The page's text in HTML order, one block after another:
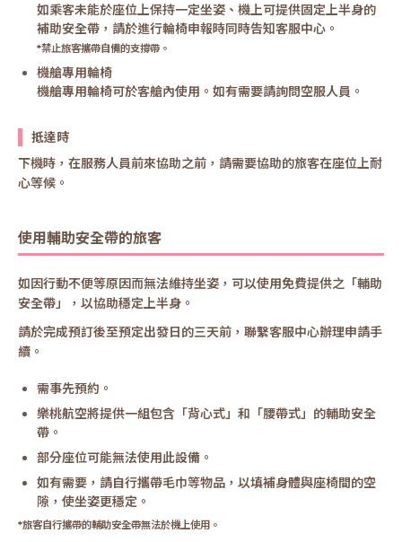
如乘客未能於座位上保持一定坐姿、機上可提供固定上半身的
補助安全帶，請於進行輪椅申報時同時告知客服中心。
*禁止旅客攜帶自備的支撐帶。
機艙專用輪椅
機艙專用輪椅可於客艙內使用。如有需要請詢問空服人員。
抵達時
下機時，在服務人員前來協助之前，請需要協助的旅客在座位上耐
心等候。
使用輔助安全帶的旅客
如因行動不便等原因而無法維持坐姿，可以使用免費提供之「輔助
安全帶」，以協助穩定上半身。
請於完成預訂後至預定出發日的三天前，聯繫客服中心辦理申請手
續。
需事先預約。
樂桃航空將提供一組包含「背心式」和「腰帶式」的輔助安全
帶。
部分座位可能無法使用此設備。
如有需要，請自行攜帶毛巾等物品，以填補身體與座椅間的空
隙，使坐姿更穩定。
*旅客自行攜帶的輔助安全帶無法於機上使用。